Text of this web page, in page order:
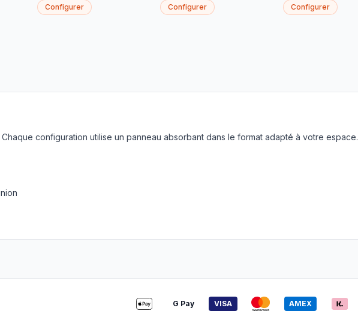
Configurer Configurer Configurer
configuration utilise un panneau absorbant dans le format adapté à votre espace.
G Pay VISA AMEX